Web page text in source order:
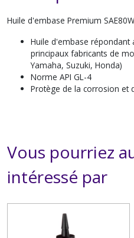
Huile d'embase Premium
Huile d'embase répondant
principaux fabricants de
Yamaha, Suzuki, Honda)
Norme API GL-4
Protège de la corrosion et
Vous pourriez
intéressé par